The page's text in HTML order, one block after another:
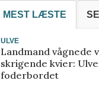
MEST LÆSTE
ULVE
Landmand vågnede
skrigende kvier:
foderbordet